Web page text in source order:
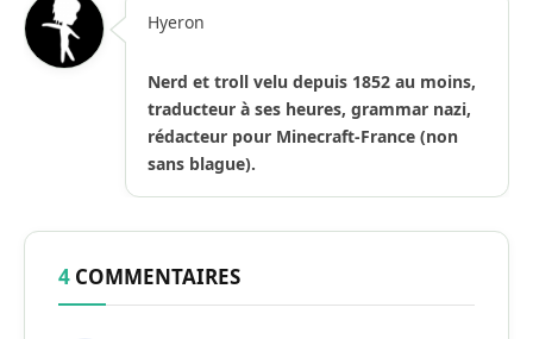
Hyeron
Nerd et troll velu depuis 1852 au moins,
traducteur à ses heures, grammar nazi,
rédacteur pour Minecraft-France (non
sans blague).
4 COMMENTAIRES